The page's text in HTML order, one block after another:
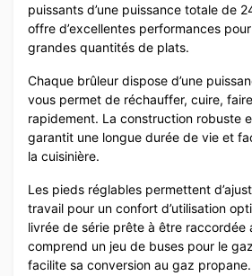
puissants d’une puissance totale de
offre d’excellentes performances
grandes quantités de plats.
Chaque brûleur dispose d’une
vous permet de réchauffer, cuire,
rapidement. La construction robuste
garantit une longue durée de vie et
la cuisinière.
Les pieds réglables permettent
travail pour un confort d’utilisation
livrée de série prête à être raccordée
comprend un jeu de buses pour le
facilite sa conversion au gaz propane.